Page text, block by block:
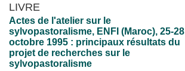
LIVRE
Actes de l'atelier sur le
sylvopastoralisme, ENFI (Maroc), 25-28
octobre 1995 : principaux résultats du
projet de recherches sur le
sylvopastoralisme